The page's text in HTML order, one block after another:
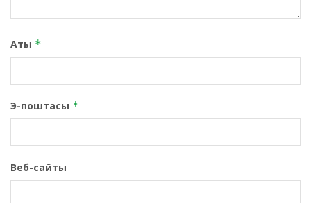
Аты *
Э-поштасы *
Веб-сайты